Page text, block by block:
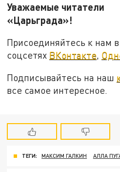
Уважаемые читатели
«Царьграда»!
Присоединяйтесь к нам в
соцсетях ВКонтакте,
Подписывайтесь на наш
все самое интересное.
ТЕГИ: МАКСИМ ГАЛКИН АЛЛА